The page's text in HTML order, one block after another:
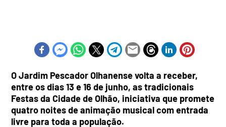
O Jardim Pescador Olhanense volta a receber,
entre os dias 13 e 16 de junho, as tradicionais
Festas da Cidade de Olhão, iniciativa que promete
quatro noites de animação musical com entrada
livre para toda a população.